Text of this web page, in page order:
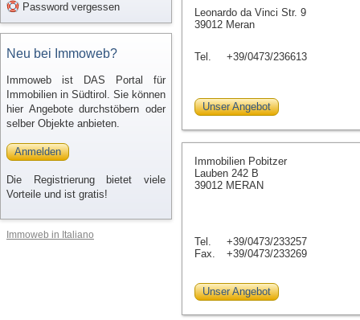
Password vergessen
Neu bei Immoweb?
Immoweb ist DAS Portal für
Immobilien in Südtirol. Sie können
hier Angebote durchstöbern oder
selber Objekte anbieten.
Anmelden
Die Registrierung bietet viele
Vorteile und ist gratis!
Immoweb in Italiano
Leonardo da Vinci Str. 9
39012 Meran
Tel. +39/0473/236613
Unser Angebot
Immobilien Pobitzer
Lauben 242 B
39012 MERAN
Tel.
+39/0473/233257
Fax.
+39/0473/233269
Unser Angebot